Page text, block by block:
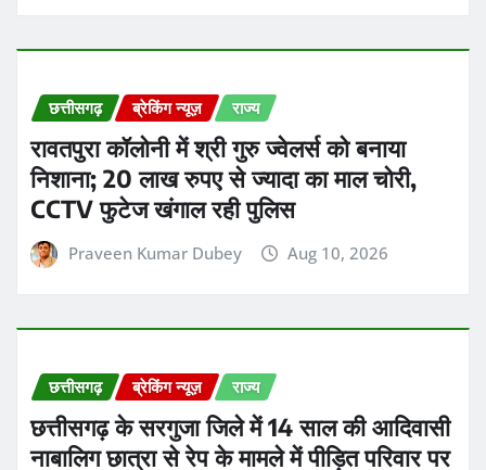
छत्तीसगढ़ ब्रेकिंग न्यूज़ राज्य
छत्तीसगढ़ के सरगुजा जिले में 14 साल की आदिवासी
नाबालिग छात्रा से रेप के मामले में पीड़ित परिवार पर
8 लाख रुपये लेकर एफआईआर दर्ज कराने से रोकने
वालों के खिलाफ पुलिस ने एफआईआर दर्ज की
छत्तीसगढ़ ब्रेकिंग न्यूज़ राज्य